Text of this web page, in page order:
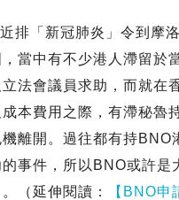
排「新冠肺炎」令到摩
當中有不少港人滯留於
法會議員求助，而就在
本費用之際，有滯秘魯
離開。過往都有持BNO
事件，所以BNO或許是
（延伸閱讀：
【BNO申